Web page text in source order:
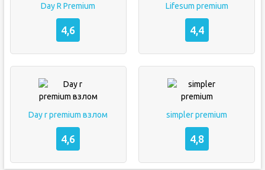
Day R Premium
4,6
Lifesum premium
4,4
Day r premium взлом
4,6
simpler premium
4,8